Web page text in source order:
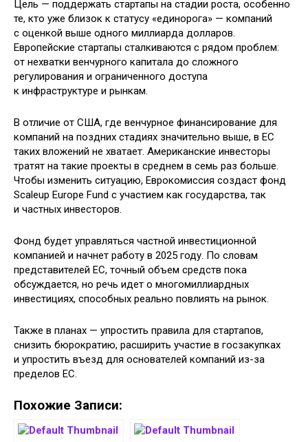
Цель — поддержать стартапы на стадии роста, особенно
те, кто уже близок к статусу «единорога» — компаний
с оценкой выше одного миллиарда долларов.
Европейские стартапы сталкиваются с рядом проблем:
от нехватки венчурного капитала до сложного
регулирования и ограниченного доступа
к инфраструктуре и рынкам.
В отличие от США, где венчурное финансирование для
компаний на поздних стадиях значительно выше, в ЕС
таких вложений не хватает. Американские инвесторы
тратят на такие проекты в среднем в семь раз больше.
Чтобы изменить ситуацию, Еврокомиссия создаст фонд
Scaleup Europe Fund с участием как государства, так
и частных инвесторов.
Фонд будет управляться частной инвестиционной
компанией и начнет работу в 2025 году. По словам
представителей ЕС, точный объем средств пока
обсуждается, но речь идет о многомиллиардных
инвестициях, способных реально повлиять на рынок.
Также в планах — упростить правила для стартапов,
снизить бюрократию, расширить участие в госзакупках
и упростить въезд для основателей компаний из-за
пределов ЕС.
Похожие Записи: